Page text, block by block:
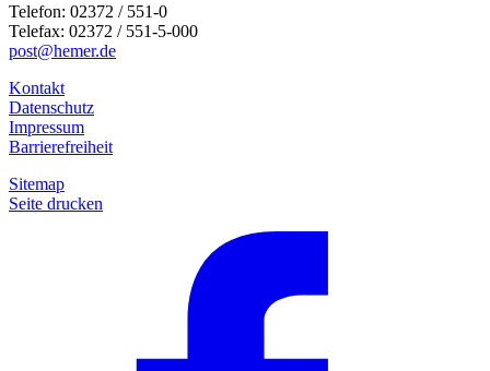
Telefon: 02372 / 551-0
Telefax: 02372 / 551-5-000
post@hemer.de
Kontakt
Datenschutz
Impressum
Barrierefreiheit
Sitemap
Seite drucken